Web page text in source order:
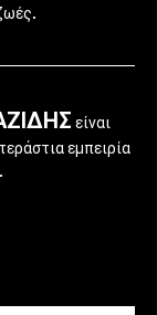
είναι
εμπειρία